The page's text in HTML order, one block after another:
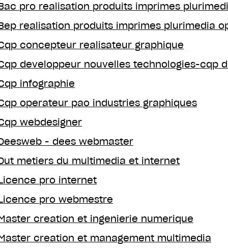
pro realisation produits imprimes
realisation produits imprimes plurimedia
concepteur realisateur graphique
developpeur nouvelles technologies-cqp
infographie
operateur pao industries graphiques
webdesigner
- dees webmaster
metiers du multimedia et internet
pro internet
pro webmestre
creation et ingenierie numerique
creation et management multimedia